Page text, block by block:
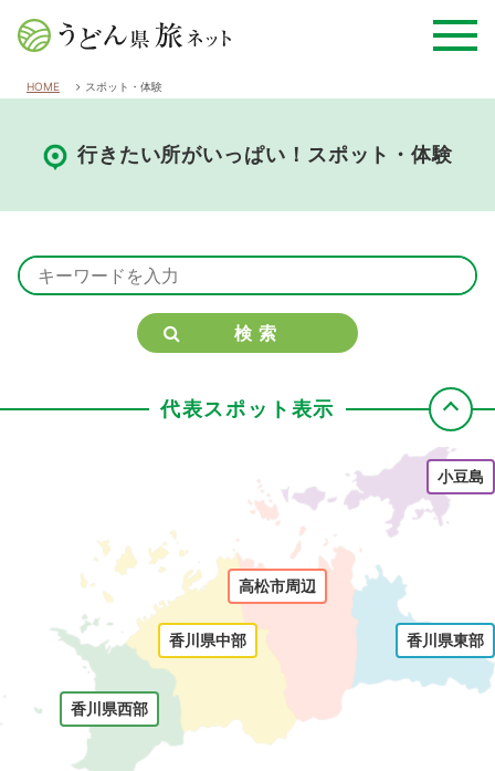
HOME スポット・体験
行きたい所がいっぱい！スポット・体験
検索
代表スポット表示
高松市周辺
香川県東部
香川県中部
香川県西部
小豆島